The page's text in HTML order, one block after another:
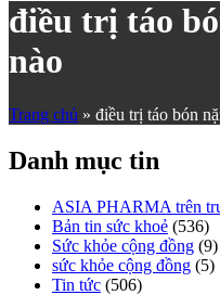
điều trị táo
nào
Trang chủ » điều trị táo bón
Danh mục tin
ASIA PHARMA trên
Bản tin sức khoẻ (536)
Sức khỏe cộng đồng (9)
sức khỏe cộng đồng (5)
Tin tức (506)